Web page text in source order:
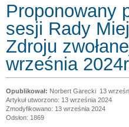
Proponowany
sesji Rady
Zdroju
września
Norbert Garecki 13
Artykuł utworzono: 13 września 2024
Zmodyfikowano: 13 września 2024
Odsłon: 1869